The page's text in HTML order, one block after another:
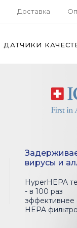
Доставка
ДАТЧИКИ
вирусы и
HyperHEPA
- в 100 раз
эффективнее
HEPA